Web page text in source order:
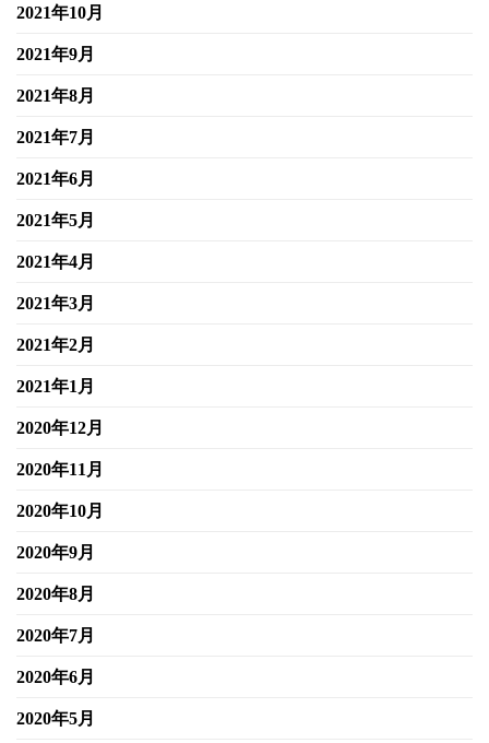
2021年10月
2021年9月
2021年8月
2021年7月
2021年6月
2021年5月
2021年4月
2021年3月
2021年2月
2021年1月
2020年12月
2020年11月
2020年10月
2020年9月
2020年8月
2020年7月
2020年6月
2020年5月